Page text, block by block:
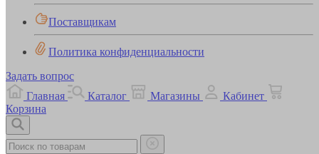
Поставщикам
Политика конфиденциальности
Задать вопрос
Главная
Каталог Магазины
Кабинет
Корзина